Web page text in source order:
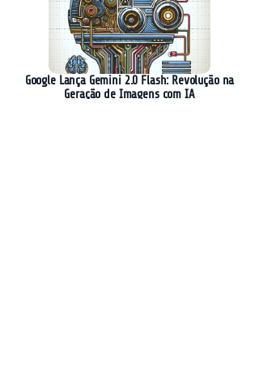
Google Lança Gemini 2.0 Flash: Revolução na
Geração de Imagens com IA